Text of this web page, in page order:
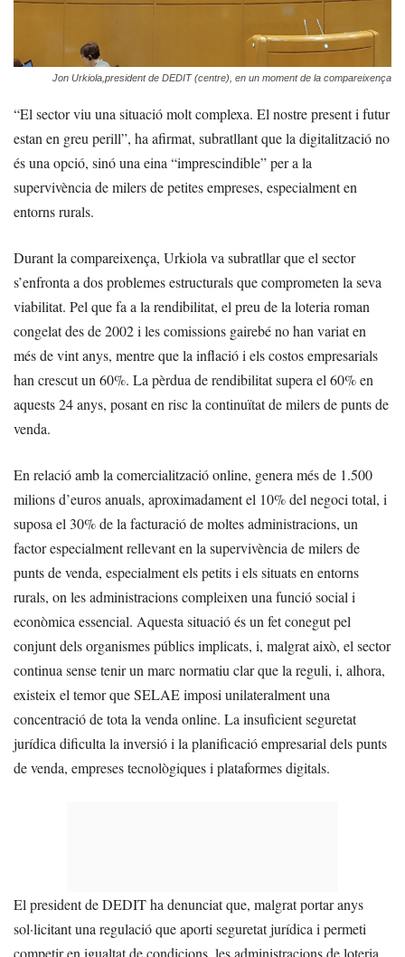
Jon Urkiola,president de DEDIT (centre), en un moment de la compareixença
“El sector viu una situació molt complexa. El nostre present i futur
estan en greu perill”, ha afirmat, subratllant que la digitalització no
és una opció, sinó una eina “imprescindible” per a la
supervivència de milers de petites empreses, especialment en
entorns rurals.
Durant la compareixença, Urkiola va subratllar que el sector
s’enfronta a dos problemes estructurals que comprometen la seva
viabilitat. Pel que fa a la rendibilitat, el preu de la loteria roman
congelat des de 2002 i les comissions gairebé no han variat en
més de vint anys, mentre que la inflació i els costos empresarials
han crescut un 60%. La pèrdua de rendibilitat supera el 60% en
aquests 24 anys, posant en risc la continuïtat de milers de punts de
venda.
En relació amb la comercialització online, genera més de 1.500
milions d’euros anuals, aproximadament el 10% del negoci total, i
suposa el 30% de la facturació de moltes administracions, un
factor especialment rellevant en la supervivència de milers de
punts de venda, especialment els petits i els situats en entorns
rurals, on les administracions compleixen una funció social i
econòmica essencial. Aquesta situació és un fet conegut pel
conjunt dels organismes públics implicats, i, malgrat això, el sector
continua sense tenir un marc normatiu clar que la reguli, i, alhora,
existeix el temor que SELAE imposi unilateralment una
concentració de tota la venda online. La insuficient seguretat
jurídica dificulta la inversió i la planificació empresarial dels punts
de venda, empreses tecnològiques i plataformes digitals.
El president de DEDIT ha denunciat que, malgrat portar anys
sol·licitant una regulació que aporti seguretat jurídica i permeti
competir en igualtat de condicions, les administracions de loteria